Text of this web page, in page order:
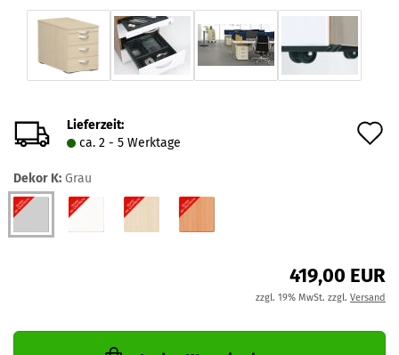
Lieferzeit:
ca. 2 - 5 Werktage
Dekor K: Grau
419,00 EUR
zzgl. 19% MwSt. zzgl. Versand